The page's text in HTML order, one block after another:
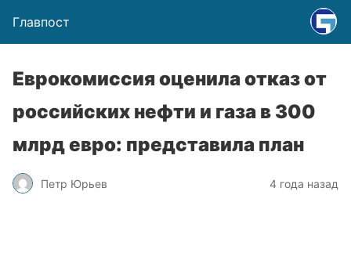
Главпост
Еврокомиссия оценила отказ от
российских нефти и газа в 300
млрд евро: представила план
Петр Юрьев 4 года назад